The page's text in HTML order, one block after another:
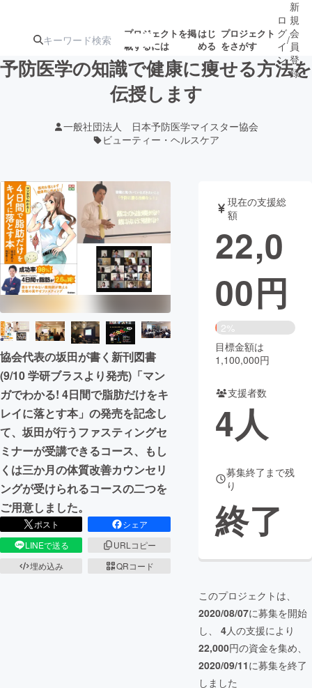
プロジェクトを掲
載するには
はじ
める
プロジェクト
をさがす
注目のリ
ターン
注目の新着プロ
ジェクト
募集終了が近いプ
ロジェクト
されます
アート・写真
テクノロジー・ガジェット
映像・映画 書籍・雑誌
まちづくり・地域活性化
CAMPFIRE for Social Good
CAMPFIREふるさと納税 machi-ya コミュニティ
ロ
グ
イ
ン
/
新
規
会
員
登
録
予防医学の知識で健康に痩せる方法を
伝授します
一般社団法人 日本予防医学マイスター協会
ビューティー・ヘルスケア
協会代表の坂田が書く新刊図書
(9/10 学研ブラスより発売)「マン
ガでわかる! 4日間で脂肪だけをキ
レイに落とす本」の発売を記念し
て、坂田が行うファスティングセ
ミナーが受講できるコース、もし
くは三か月の体質改善カウンセリ
ングが受けられるコースの二つを
ご用意しました。
ポスト
シェア
LINEで送る
URLコピー
埋め込み
QRコード
現在の支援総
額
22,0
00円
2%
目標金額は
1,100,000円
支援者数
4人
募集終了まで残
り
終了
このプロジェクトは、
2020/08/07に募集を開始
し、 4人の支援により
22,000円の資金を集め、
2020/09/11に募集を終了
しました